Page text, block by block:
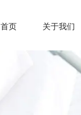
首页 关于我们